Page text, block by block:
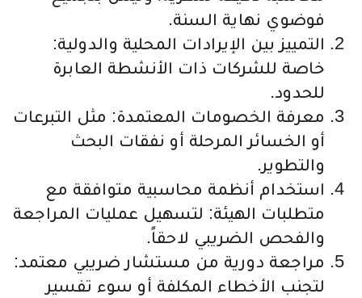
فوضوي نهاية السنة.
التمييز بين الإيرادات المحلية والدولية:
خاصة للشركات ذات الأنشطة العابرة
للحدود.
معرفة الخصومات المعتمدة: مثل التبرعات
أو الخسائر المرحلة أو نفقات البحث
والتطوير.
استخدام أنظمة محاسبية متوافقة مع
متطلبات الهيئة: لتسهيل عمليات المراجعة
والفحص الضريبي لاحقاً.
مراجعة دورية من مستشار ضريبي معتمد:
لتجنب الأخطاء المكلفة أو سوء تفسير